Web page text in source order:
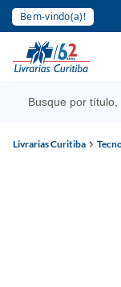
Bem-vindo(a)!
Livrarias Curitiba